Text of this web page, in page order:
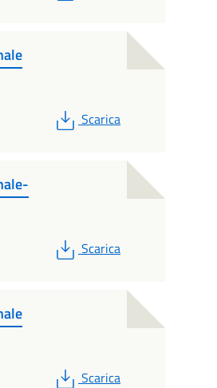
PDF
Scarica
PDF
Scarica
PDF
Scarica